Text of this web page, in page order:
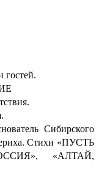
гостей.
Сибирского
Стихи «ПУСТЬ
«АЛТАЙ,